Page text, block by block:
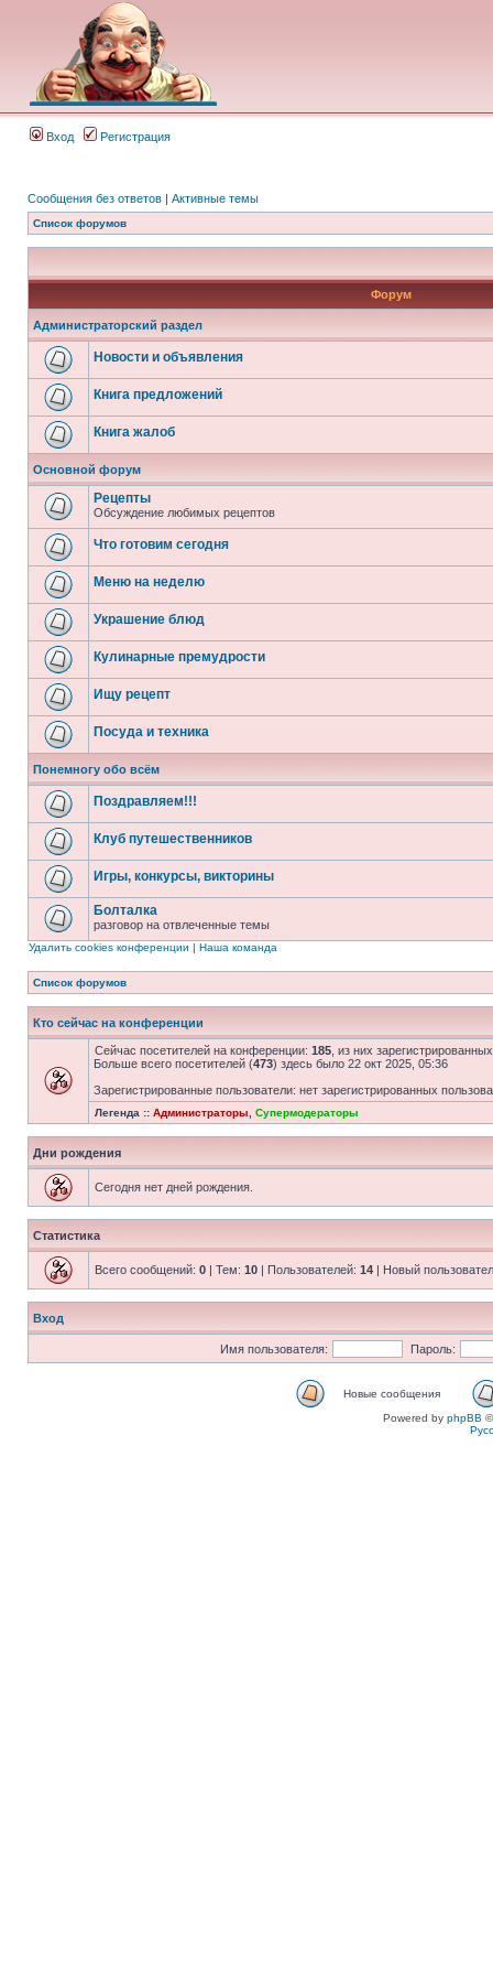
Вход Регистрация
Сообщения без ответов | Активные темы
Список форумов
Форум
Администраторский раздел
Новости и объявления
Книга предложений
Книга жалоб
Основной форум
Рецепты
Обсуждение любимых рецептов
Что готовим сегодня
Меню на неделю
Украшение блюд
Кулинарные премудрости
Ищу рецепт
Посуда и техника
Понемногу обо всём
Поздравляем!!!
Клуб путешественников
Игры, конкурсы, викторины
Болталка
разговор на отвлеченные темы
Удалить cookies конференции | Наша команда
Список форумов
Кто сейчас на конференции
Сейчас посетителей на конференции: 185 , из них
Больше всего посетителей (473) здесь было 22 окт 2025, 05:36
Зарегистрированные пользователи: нет зарегистрированных
Легенда :: Администраторы Супермодераторы
Дни рождения
Сегодня нет дней рождения.
Статистика
Всего сообщений: 0 | Тем: 10 | Пользователей: 14 | Новый
Вход
Имя пользователя: Пароль:
Новые сообщения
Powered by phpBB